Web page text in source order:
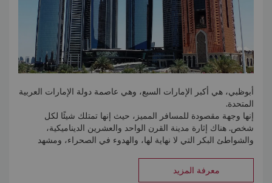
أبوظبي، هي أكبر الإمارات السبع، وهي عاصمة دولة الإمارات العربية
المتحدة.
إنها وجهة مقصودة للمسافر المميز، حيث إنها تمتلك شيئًا لكل
شخص. هناك إثارة مدينة القرن الواحد والعشرين الديناميكية،
والشواطئ البكر التي لا نهاية لها، والهدوء في الصحراء، ومشهد
مع 10% من الاحتياطي المقدر والمعروف للنفط، تحتل أبو ظبي
المرتبة الأغنى من بين الإمارات.
معرفة المزيد